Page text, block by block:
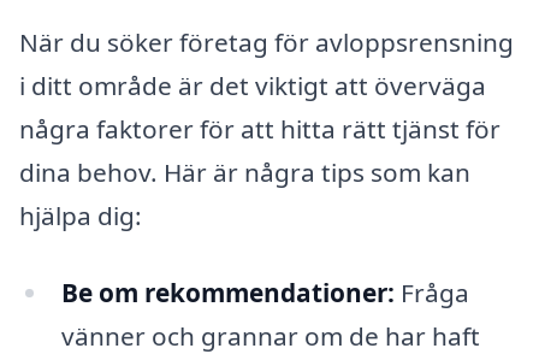
När du söker företag för avloppsrensning
i ditt område är det viktigt att överväga
några faktorer för att hitta rätt tjänst för
dina behov. Här är några tips som kan
hjälpa dig:
Be om rekommendationer: Fråga
vänner och grannar om de har haft